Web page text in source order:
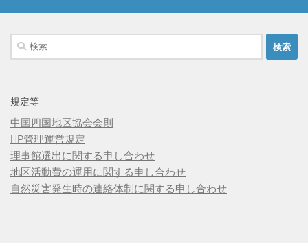
検
索:
規定等
中国四国地区協会会則
HP管理運営規定
理事館選出に関する申し合わせ
地区活動費の運用に関する申し合わせ
自然災害発生時の連絡体制に関する申し合わせ